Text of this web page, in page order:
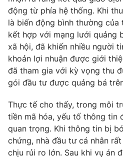
động từ phía hệ thống. Khi
là biến động bình thường của
kết hợp với mạng lưới quảng
xã hội, đã khiến nhiều người
khoản lợi nhuận được giới
đã tham gia với kỳ vọng thu
gói đầu tư được quảng bá
Thực tế cho thấy, trong môi
tiền mã hóa, yếu tố thông tin
quan trọng. Khi thông tin bị
chứng, nhà đầu tư cá nhân
chịu rủi ro lớn. Sau khi vụ án